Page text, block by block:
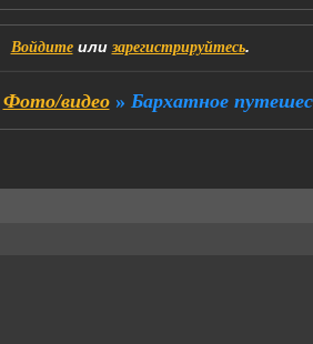
Войдитеили зарегистрируйтесь.
Фото/видео » Бархатное